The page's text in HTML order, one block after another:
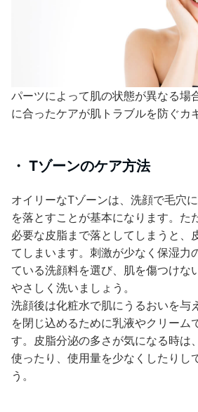
パーツによって肌の状態が異なる場
に合ったケアが肌トラブルを防ぐカ
・ Tゾーンのケア方法
オイリーなTゾーンは、洗顔で毛穴
を落とすことが基本になります。た
必要な皮脂まで落としてしまうと、
てしまいます。刺激が少なく保湿力
ている洗顔料を選び、肌を傷つけな
やさしく洗いましょう。
洗顔後は化粧水で肌にうるおいを与
を閉じ込めるために乳液やクリーム
す。皮脂分泌の多さが気になる時は
使ったり、使用量を少なくしたりし
う。